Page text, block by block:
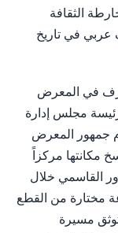
الثقافة
عربي في تاريخ
في المعرض
مجلس إدارة
جمهور المعرض
مكانتها مركزاً
القاسمي خلال
مختارة من القطع
توثق مسيرة